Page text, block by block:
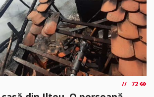
72